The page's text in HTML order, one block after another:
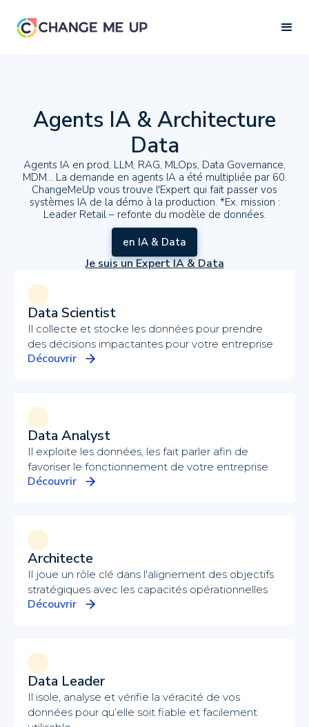
Agents IA & Architecture
Data
Agents IA en prod, LLM, RAG, MLOps, Data Governance,
MDM... La demande en agents IA a été multipliée par 60.
ChangeMeUp vous trouve l'Expert qui fait passer vos
systèmes IA de la démo à la production. *Ex. mission :
Leader Retail – refonte du modèle de données.
en IA & Data
Je suis un Expert IA & Data
Data Scientist
Il collecte et stocke les données pour prendre
des décisions impactantes pour votre entreprise
Découvrir
Data Analyst
Il exploite les données, les fait parler afin de
favoriser le fonctionnement de votre entreprise
Découvrir
Architecte
Il joue un rôle clé dans l'alignement des objectifs
stratégiques avec les capacités opérationnelles
Découvrir
Data Leader
Il isole, analyse et vérifie la véracité de vos
données pour qu’elle soit fiable et facilement